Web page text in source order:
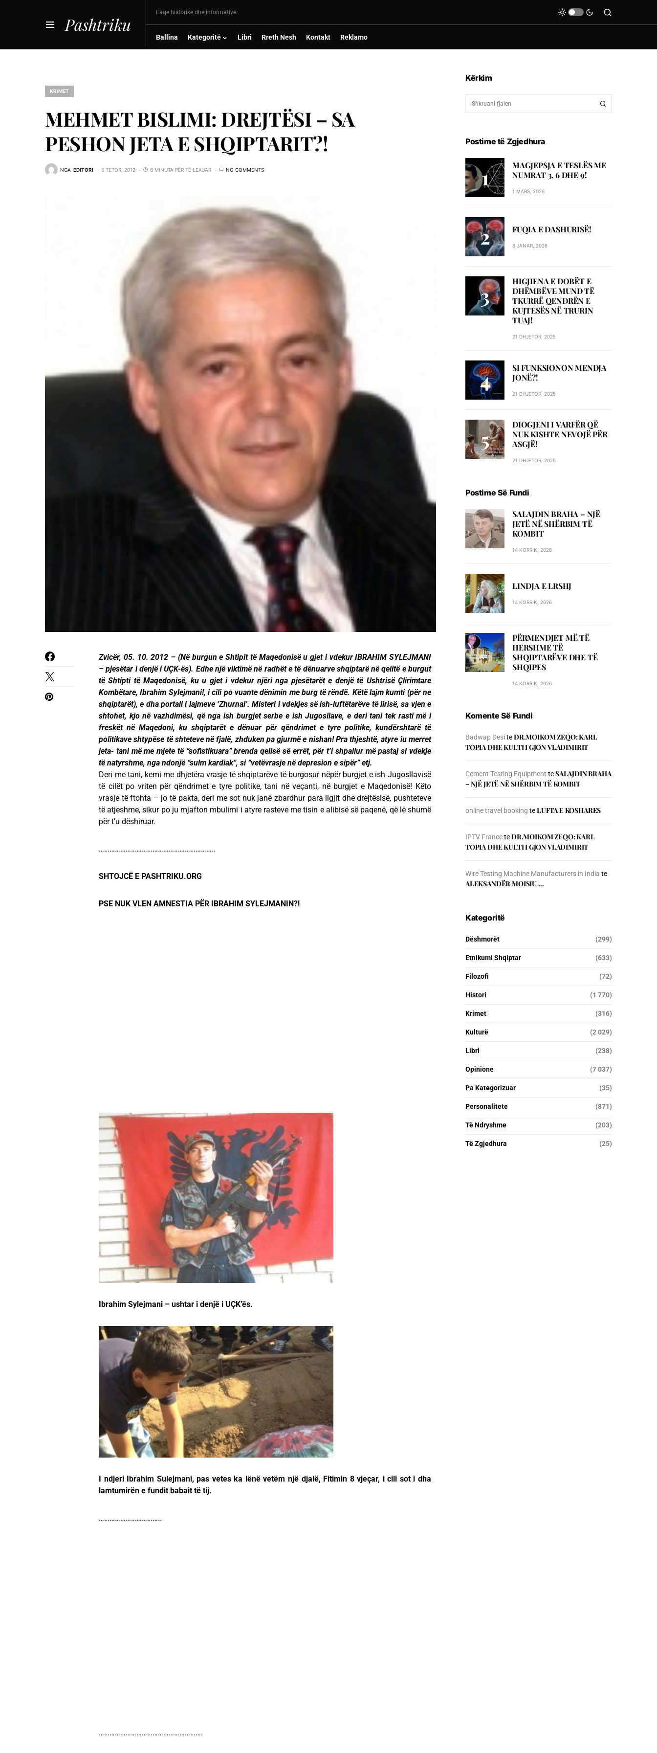
Pashtriku
Faqe historike dhe informative.
Ballina Kategoritë Libri Rreth Nesh Kontakt Reklamo
KRIMET
MEHMET BISLIMI: DREJTËSI – SA
PESHON JETA E SHQIPTARIT?!
NGA EDITORI 5 TETOR, 2012 6 MINUTA PËR TË LEXUAR NO COMMENTS
Zvicër, 05. 10. 2012 – (Në burgun e Shtipit të Maqedonisë u gjet i vdekur IBRAHIM SYLEJMANI
– pjesëtar i denjë i UÇK-ës). Edhe një viktimë në radhët e të dënuarve shqiptarë në qelitë e burgut
të Shtipti të Maqedonisë, ku u gjet i vdekur njëri nga pjesëtarët e denjë të Ushtrisë Çlirimtare
Kombëtare, Ibrahim Sylejmani!, i cili po vuante dënimin me burg të rëndë. Këtë lajm kumti (për ne
shqiptarët), e dha portali i lajmeve ‘Zhurnal’. Misteri i vdekjes së ish-luftëtarëve të lirisë, sa vjen e
shtohet, kjo në vazhdimësi, që nga ish burgjet serbe e ish Jugosllave, e deri tani tek rasti më i
freskët në Maqedoni, ku shqiptarët e dënuar për qëndrimet e tyre politike, kundërshtarë të
politikave shtypëse të shteteve në fjalë, zhduken pa gjurmë e nishan! Pra thjeshtë, atyre iu merret
jeta- tani më me mjete të “sofistikuara” brenda qelisë së errët, për t’i shpallur më pastaj si vdekje
të natyrshme, nga ndonjë “sulm kardiak”, si “vetëvrasje në depresion e sipër” etj.
Deri me tani, kemi me dhjetëra vrasje të shqiptarëve të burgosur nëpër burgjet e ish Jugosllavisë
të cilët po vriten për qëndrimet e tyre politike, tani në veçanti, në burgjet e Maqedonisë! Këto
vrasje të ftohta – jo të pakta, deri me sot nuk janë zbardhur para ligjit dhe drejtësisë, pushteteve
të atjeshme, sikur po ju mjafton mbulimi i atyre rasteve me tisin e alibisë së paqenë, që lë shumë
për t’u dëshiruar.
………………………………………………………..
SHTOJCË E PASHTRIKU.ORG
PSE NUK VLEN AMNESTIA PËR IBRAHIM SYLEJMANIN?!
Ibrahim Sylejmani – ushtar i denjë i UÇK’ës.
I ndjeri Ibrahim Sulejmani, pas vetes ka lënë vetëm një djalë, Fitimin 8 vjeçar, i cili sot i dha
lamtumirën e fundit babait të tij.
……………………………..
………………………………………………….
Kërkim
Postime të Zgjedhura
MAGJEPSJA E TESLËS ME
NUMRAT 3, 6 DHE 9!
1 MARS, 2026
FUQIA E DASHURISË!
8 JANAR, 2026
HIGJIENA E DOBËT E
DHËMBËVE MUND TË
TKURRË QENDRËN E
KUJTESËS NË TRURIN
TUAJ!
21 DHJETOR, 2025
SI FUNKSIONON MENDJA
JONË?!
21 DHJETOR, 2025
DIOGJENI I VARFËR QË
NUK KISHTE NEVOJË PËR
ASGJË!
21 DHJETOR, 2025
Postime Së Fundi
SALAJDIN BRAHA – NJЁ
JETЁ NЁ SHЁRBIM TЁ
KOMBIT
14 KORRIK, 2026
LINDJA E LRSHJ
14 KORRIK, 2026
PËRMENDJET MË TË
HERSHME TË
SHQIPTARËVE DHE TË
SHQIPES
14 KORRIK, 2026
Komente Së Fundi
Badwap DesiteDR.MOIKOM ZEQO: KARL
TOPIA DHE KULTI I GJON VLADIMIRIT
Cement Testing Equipment teSALAJDIN BRAHA
– NJЁ JETЁ NЁ SHЁRBIM TЁ KOMBIT
online travel booking teLUFTA E KOSHARES
IPTV FranceteDR.MOIKOM ZEQO: KARL
TOPIA DHE KULTI I GJON VLADIMIRIT
Wire Testing Machine Manufacturers in India te
ALEKSANDËR MOISIU …
Kategoritë
Dëshmorët (299)
Etnikumi Shqiptar (633)
Filozofi (72)
Histori (1 770)
Krimet (316)
Kulturë (2 029)
Libri (238)
Opinione (7 037)
Pa Kategorizuar (35)
Personalitete (871)
Të Ndryshme (203)
Të Zgjedhura (25)